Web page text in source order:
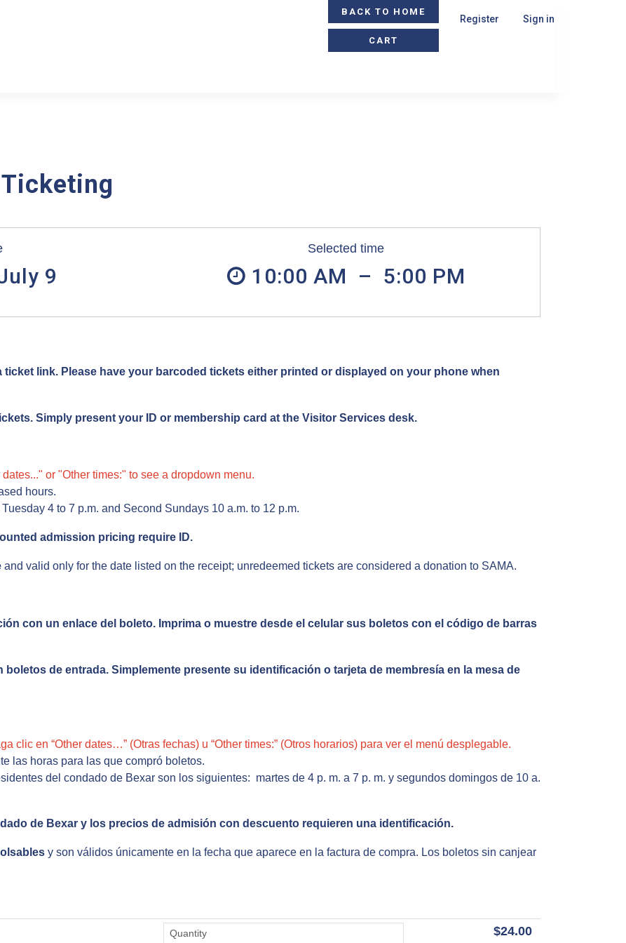
Register Sign in
BACK TO HOME
CART
9
Selected time
10:00 AM – 5:00 PM
link. Please have your barcoded tickets either printed or displayed on your phone when
Simply present your ID or membership card at the Visitor Services desk.
or "Other times:" to see a dropdown menu.
hours.
4 to 7 p.m. and Second Sundays 10 a.m. to 12 p.m.
admission pricing require ID.
and valid only for the date listed on the receipt; unredeemed tickets are considered a donation to SAMA.
con un enlace del boleto. Imprima o muestre desde el celular sus boletos con el código de barras
de entrada. Simplemente presente su identificación o tarjeta de membresía en la mesa de
clic en “Other dates…” (Otras fechas) u “Other times:” (Otros horarios) para ver el menú desplegable.
las horas para las que compró boletos.
del condado de Bexar son los siguientes: martes de 4 p. m. a 7 p. m. y segundos domingos de 10 a.
de Bexar y los precios de admisión con descuento requieren una identificación.
y son válidos únicamente en la fecha que aparece en la factura de compra. Los boletos sin canjear
$24.00